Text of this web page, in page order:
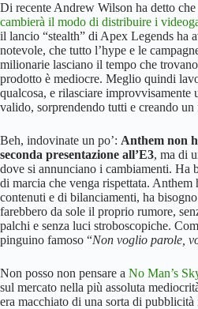
Di recente Andrew Wilson ha detto che
cambierà il modo di distribuire i
il lancio “stealth” di Apex Legends ha
notevole, che tutto l’hype e le
milionarie lasciano il tempo che
prodotto è mediocre. Meglio quindi
qualcosa, e rilasciare improvvisamente
valido, sorprendendo tutti e creando
Beh, indovinate un po’: Anthem non
seconda presentazione all’E3, ma di
dove si annunciano i cambiamenti. Ha
di marcia che venga rispettata. Anthem
contenuti e di bilanciamenti, ha
farebbero da sole il proprio rumore,
palchi e senza luci stroboscopiche.
pinguino famoso “Non voglio parole,
Non posso non pensare a No Man’s
sul mercato nella più assoluta
era macchiato di una sorta di pubblicità